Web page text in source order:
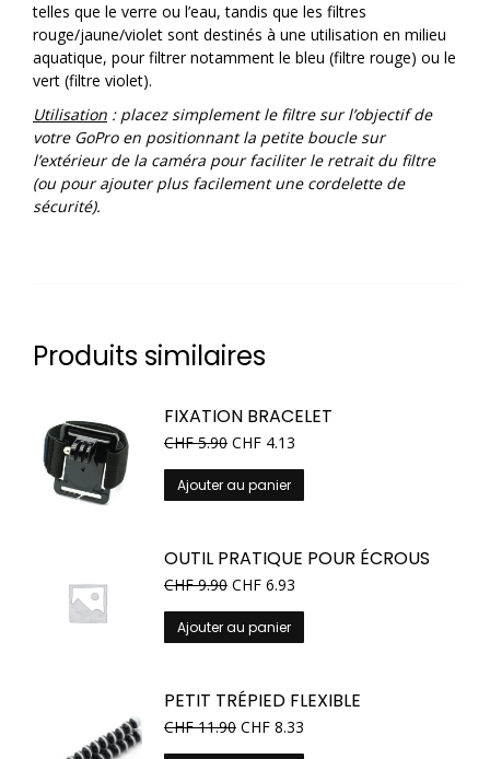
telles que le verre ou l’eau, tandis que les filtres
rouge/jaune/violet sont destinés à une utilisation en milieu
aquatique, pour filtrer notamment le bleu (filtre rouge) ou le
vert (filtre violet).
Utilisation : placez simplement le filtre sur l’objectif de
votre GoPro en positionnant la petite boucle sur
l’extérieur de la caméra pour faciliter le retrait du filtre
(ou pour ajouter plus facilement une cordelette de
sécurité).
Produits similaires
FIXATION BRACELET
CHF5.90 CHF 4.13
Ajouter au panier
OUTIL PRATIQUE POUR ÉCROUS
CHF9.90 CHF 6.93
Ajouter au panier
PETIT TRÉPIED FLEXIBLE
CHF11.90 CHF 8.33